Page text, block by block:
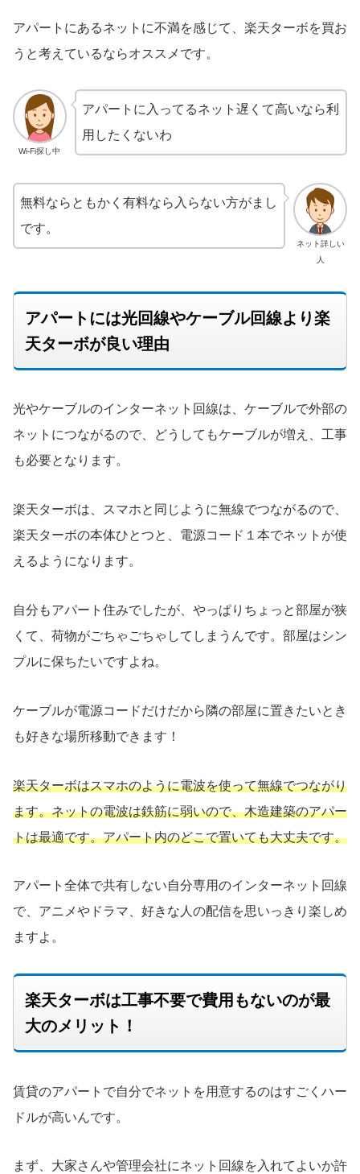
アパートにあるネットに不満を感じて、楽天ターボを買お
うと考えているならオススメです。
Wi-Fi探し中
アパートに入ってるネット遅くて高いなら利
用したくないわ
ネット詳しい
人
無料ならともかく有料なら入らない方がまし
です。
アパートには光回線やケーブル回線より楽
天ターボが良い理由
光やケーブルのインターネット回線は、ケーブルで外部の
ネットにつながるので、どうしてもケーブルが増え、工事
も必要となります。
楽天ターボは、スマホと同じように無線でつながるので、
楽天ターボの本体ひとつと、電源コード１本でネットが使
えるようになります。
自分もアパート住みでしたが、やっぱりちょっと部屋が狭
くて、荷物がごちゃごちゃしてしまうんです。部屋はシン
プルに保ちたいですよね。
ケーブルが電源コードだけだから隣の部屋に置きたいとき
も好きな場所移動できます！
楽天ターボはスマホのように電波を使って無線でつながり
ます。ネットの電波は鉄筋に弱いので、木造建築のアパー
トは最適です。アパート内のどこで置いても大丈夫です。
アパート全体で共有しない自分専用のインターネット回線
で、アニメやドラマ、好きな人の配信を思いっきり楽しめ
ますよ。
楽天ターボは工事不要で費用もないのが最
大のメリット！
賃貸のアパートで自分でネットを用意するのはすごくハー
ドルが高いんです。
まず、大家さんや管理会社にネット回線を入れてよいか許